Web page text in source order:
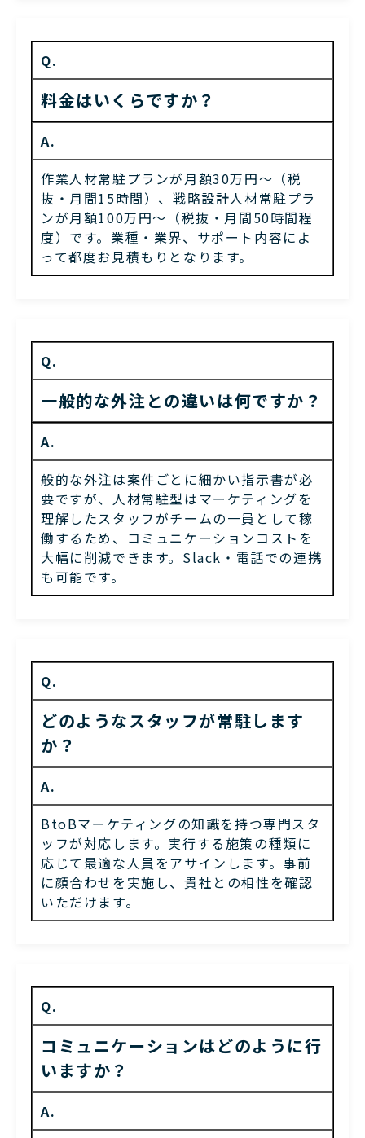
Q.
料金はいくらですか？
A.
作業人材常駐プランが月額30万円〜（税
抜・月間15時間）、戦略設計人材常駐プラ
ンが月額100万円〜（税抜・月間50時間程
度）です。業種・業界、サポート内容によ
って都度お見積もりとなります。
Q.
一般的な外注との違いは何ですか？
A.
般的な外注は案件ごとに細かい指示書が必
要ですが、人材常駐型はマーケティングを
理解したスタッフがチームの一員として稼
働するため、コミュニケーションコストを
大幅に削減できます。Slack・電話での連携
も可能です。
Q.
どのようなスタッフが常駐します
か？
A.
BtoBマーケティングの知識を持つ専門スタ
ッフが対応します。実行する施策の種類に
応じて最適な人員をアサインします。事前
に顔合わせを実施し、貴社との相性を確認
いただけます。
Q.
コミュニケーションはどのように行
いますか？
A.